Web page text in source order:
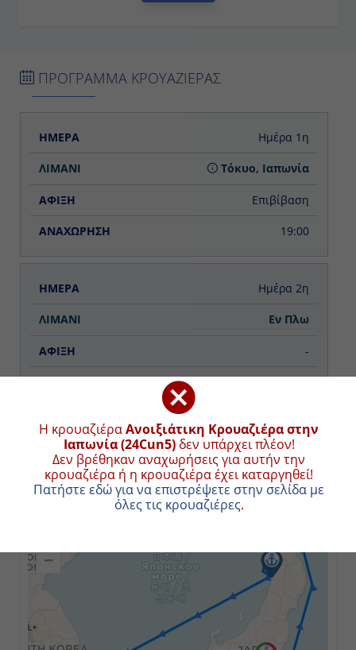
Η κρουαζιέραΑνοιξιάτικη Κρουαζιέρα στην
Ιαπωνία (24Cun5)δεν υπάρχει πλέον!
Δεν βρέθηκαν αναχωρήσεις για αυτήν την
κρουαζιέρα ή η κρουαζιέρα έχει καταργηθεί!
Πατήστε εδώ για να επιστρέψετε στην σελίδα με
όλες τις κρουαζιέρες.
ΠΡΟΓΡΑΜΜΑ ΚΡΟΥΑΖΙΕΡΑΣ
ΗΜΕΡΑ ΑΝΑΧΩΡΗΣΗ
Ημέρα 1η
Τόκυο, Ιαπωνία
Επιβίβαση
19:00
Ημέρα 2η
Εν Πλω
-
Ημέρα 3η
Αομόρι, Ιαπωνία
Ημέρα 4η
Ακίτα, Ιαπωνία
ΧΑΡΤΗΣ ΚΡΟΥΑΖΙΕΡΑΣ
−